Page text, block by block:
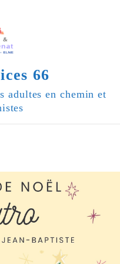
66
adultes en chemin et